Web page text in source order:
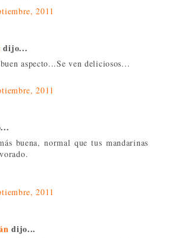
2011
dijo...
aspecto...Se ven deliciosos...
2011
buena, normal que tus mandarinas
2011
dijo...